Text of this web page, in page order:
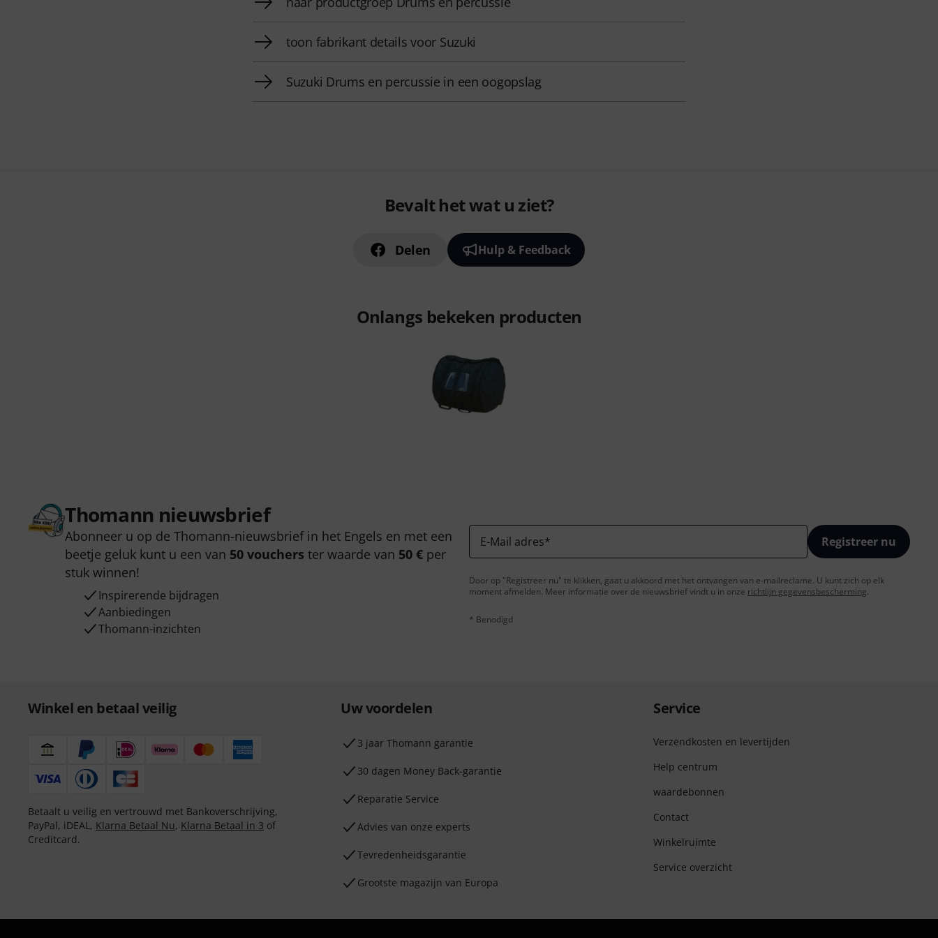
toon fabrikant details voor Suzuki
Suzuki Drums en percussie in een oogopslag
Bevalt het wat u ziet?
Delen Hulp & Feedback
Onlangs bekeken producten
Thomann nieuwsbrief
Abonneer u op de Thomann-nieuwsbrief in het Engels en met een
beetje geluk kunt u een van 50 vouchers ter waarde van 50 € per
stuk winnen!
Inspirerende bijdragen
Aanbiedingen
Thomann-inzichten
E-Mail adres* Registreer nu
Door op "Registreer nu" te klikken, gaat u akkoord met het ontvangen van e-mailreclame. U kunt zich op elk
moment afmelden. Meer informatie over de nieuwsbrief vindt u in onze richtlijn gegevensbescherming.
* Benodigd
Winkel en betaal veilig
Betaalt u veilig en vertrouwd met Bankoverschrijving,
PayPal, iDEAL, Klarna Betaal Nu, Klarna Betaal in 3 of
Creditcard.
Uw voordelen
3 jaar Thomann garantie
30 dagen Money Back-garantie
Reparatie Service
Advies van onze experts
Tevredenheidsgarantie
Grootste magazijn van Europa
Service
Verzendkosten en levertijden
Help centrum
waardebonnen
Contact
Winkelruimte
Service overzicht